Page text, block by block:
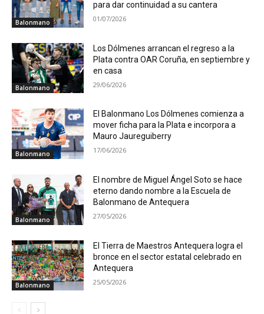
Balonmano
para dar continuidad a su cantera
01/07/2026
Balonmano
Los Dólmenes arrancan el regreso a la
Plata contra OAR Coruña, en septiembre y
en casa
29/06/2026
Balonmano
El Balonmano Los Dólmenes comienza a
mover ficha para la Plata e incorpora a
Mauro Jaureguiberry
17/06/2026
Balonmano
El nombre de Miguel Ángel Soto se hace
eterno dando nombre a la Escuela de
Balonmano de Antequera
27/05/2026
Balonmano
El Tierra de Maestros Antequera logra el
bronce en el sector estatal celebrado en
Antequera
25/05/2026